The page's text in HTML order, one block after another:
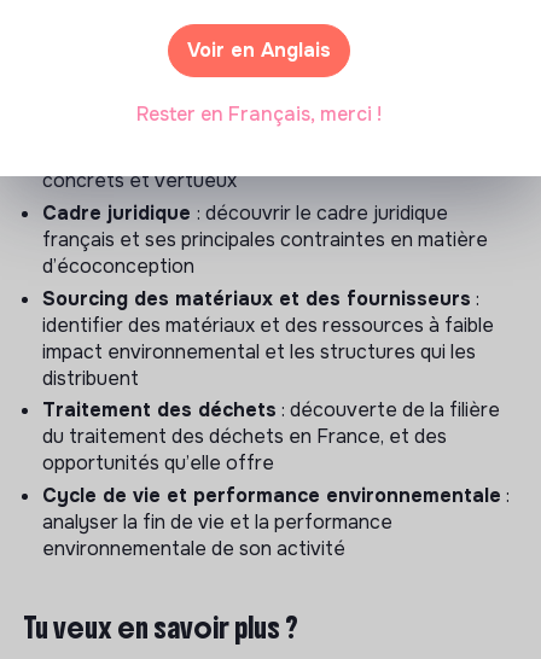
Ecoconception : comprendre les grands principes de
l’écoconception, et apprendre le fonctionnement de
Pratiques inspirantes: découvrir l’application des
concrets et vertueux
Cadre juridique : découvrir le cadre juridique
français et ses principales contraintes en matière
d’écoconception
Sourcing des matériaux et des fournisseurs :
identifier des matériaux et des ressources à faible
impact environnemental et les structures qui les
distribuent
Traitement des déchets : découverte de la filière
du traitement des déchets en France, et des
opportunités qu’elle offre
Cycle de vie et performance environnementale :
analyser la fin de vie et la performance
environnementale de son activité
Tu veux en savoir plus ?
Voir en Anglais
Rester en Français, merci !